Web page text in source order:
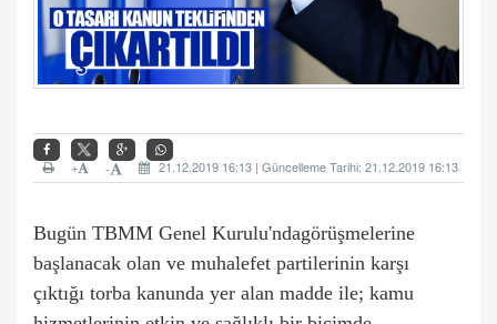
21.12.2019 16:13 | Güncelleme Tarihi: 21.12.2019 16:13
-
+
Bugün TBMM Genel Kurulu'ndagörüşmelerine
başlanacak olan ve muhalefet partilerinin karşı
çıktığı torba kanunda yer alan madde ile; kamu